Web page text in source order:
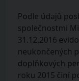
Podle údajů
společnostmi
31.12.2016
neukončených
doplňkových
roku 2015 činí